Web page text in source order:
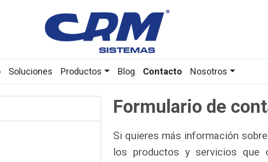
Soluciones Productos Blog Contacto Nosotros
Formulario de
Si quieres más información
los productos y servicios que